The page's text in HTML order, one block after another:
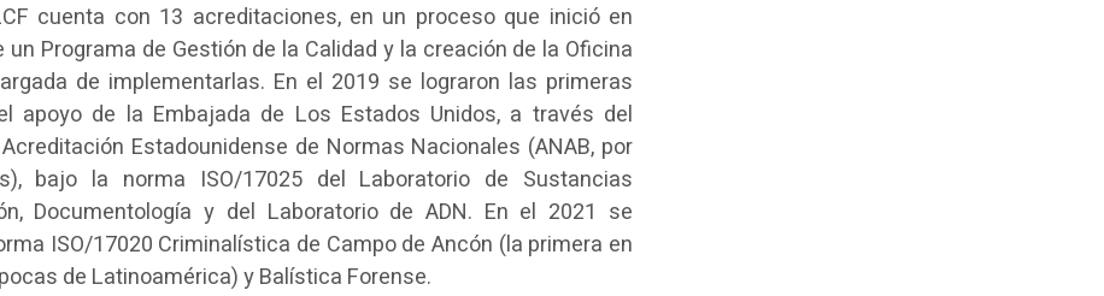
cuenta con 13 acreditaciones, en un proceso que inició en
Programa de Gestión de la Calidad y la creación de la Oficina
de implementarlas. En el 2019 se lograron las primeras
apoyo de la Embajada de Los Estados Unidos, a través del
Estadounidense de Normas Nacionales (ANAB, por
bajo la norma ISO/17025 del Laboratorio de Sustancias
Documentología y del Laboratorio de ADN. En el 2021 se
ISO/17020 Criminalística de Campo de Ancón (la primera en
de Latinoamérica) y Balística Forense.